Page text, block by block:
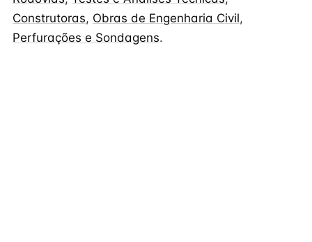
Construtoras, Obras de Engenharia Civil,
Perfurações e Sondagens.